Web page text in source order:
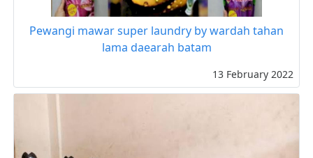
Pewangi mawar super laundry by wardah tahan
lama daearah batam
13 February 2022